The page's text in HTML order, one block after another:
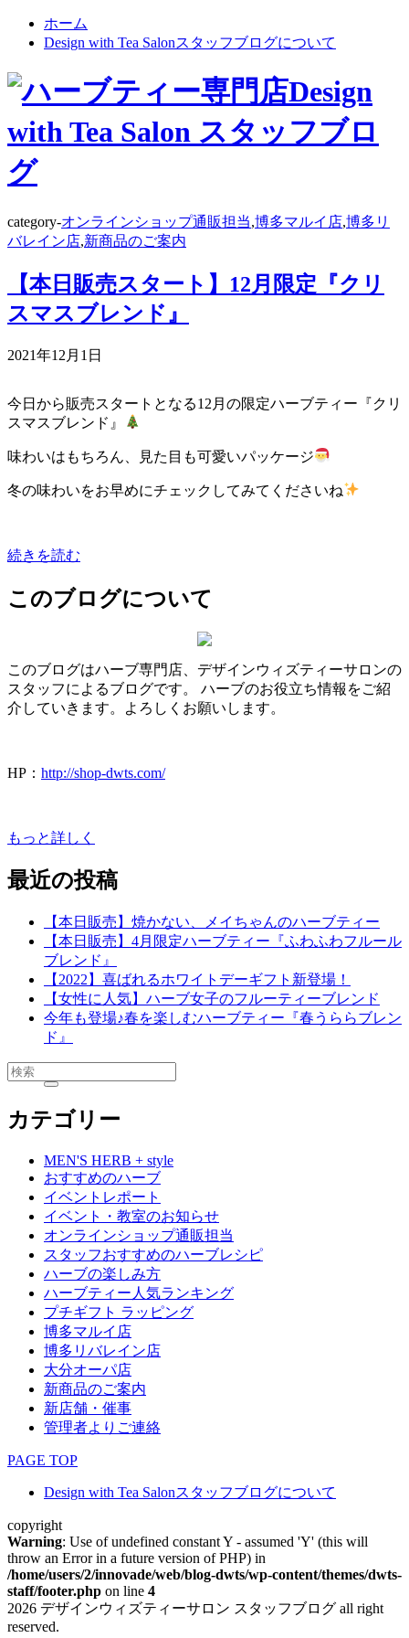
ホーム
Design with Tea Salonスタッフブログについて
category-オンラインショップ通販担当,博多マルイ店,博多リ
バレイン店,新商品のご案内
【本日販売スタート】12月限定『クリ
スマスブレンド』
2021年12月1日
今日から販売スタートとなる12月の限定ハーブティー『クリ
スマスブレンド』
味わいはもちろん、見た目も可愛いパッケージ
冬の味わいをお早めにチェックしてみてくださいね
続きを読む
このブログについて
このブログはハーブ専門店、デザインウィズティーサロンの
スタッフによるブログです。 ハーブのお役立ち情報をご紹
介していきます。よろしくお願いします。
HP： http://shop-dwts.com/
もっと詳しく
最近の投稿
【本日販売】焼かない、メイちゃんのハーブティー
【本日販売】4月限定ハーブティー『ふわふわフルール
ブレンド』
【2022】喜ばれるホワイトデーギフト新登場！
【女性に人気】ハーブ女子のフルーティーブレンド
今年も登場♪春を楽しむハーブティー『春うららブレン
ド』
カテゴリー
MEN'S HERB + style
おすすめのハーブ
イベントレポート
イベント・教室のお知らせ
オンラインショップ通販担当
スタッフおすすめのハーブレシピ
ハーブの楽しみ方
ハーブティー人気ランキング
プチギフト ラッピング
博多マルイ店
博多リバレイン店
大分オーパ店
新商品のご案内
新店舗・催事
管理者よりご連絡
PAGE TOP
Design with Tea Salonスタッフブログについて
copyright
Warning: Use of undefined constant Y - assumed 'Y' (this will
throw an Error in a future version of PHP) in
/home/users/2/innovade/web/blog-dwts/wp-content/themes/dwts-
staff/footer.php on line 4
2026 デザインウィズティーサロン スタッフブログ all right
reserved.